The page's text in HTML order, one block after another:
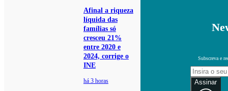
Afinal a riqueza
líquida das
famílias só
cresceu 21%
entre 2020 e
2024, corrige o
INE
há 3 horas
Subscreva e
Assinar